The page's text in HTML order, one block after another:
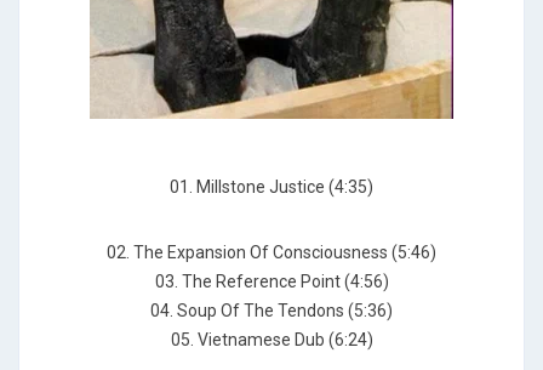
01. Millstone Justice (4:35)
02. The Expansion Of Consciousness (5:46)
03. The Reference Point (4:56)
04. Soup Of The Tendons (5:36)
05. Vietnamese Dub (6:24)